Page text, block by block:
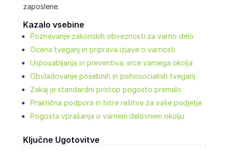
zaposlene.
Kazalo vsebine
Poznavanje zakonskih obveznosti za varno delo
Ocena tveganj in priprava izjave o varnosti
Usposabljanja in preventiva: srce varnega okolja
Obvladovanje posebnih in psihosocialnih tveganj
Zakaj je standardni pristop pogosto premalo
Praktična podpora in hitre rešitve za vaše podjetje
Pogosta vprašanja o varnem delovnem okolju
Ključne Ugotovitve